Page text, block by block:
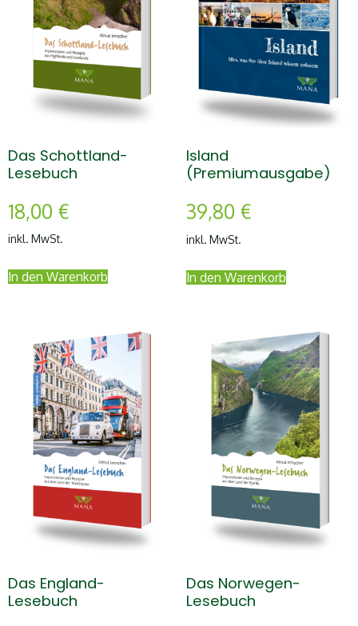
Das Schottland-
Lesebuch
18,00 €
inkl. MwSt.
In den Warenkorb
Island
(Premiumausgabe)
39,80 €
inkl. MwSt.
In den Warenkorb
Das England-
Lesebuch
Das Norwegen-
Lesebuch